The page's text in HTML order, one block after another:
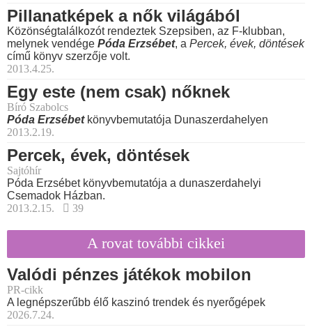
Pillanatképek a nők világából
Közönségtalálkozót rendeztek Szepsiben, az F-klubban,
melynek vendége Póda Erzsébet, a Percek, évek, döntések
című könyv szerzője volt.
2013.4.25.
Egy este (nem csak) nőknek
Bíró Szabolcs
Póda Erzsébetkönyvbemutatója Dunaszerdahelyen
2013.2.19.
Percek, évek, döntések
Sajtóhír
Póda Erzsébet könyvbemutatója a dunaszerdahelyi
Csemadok Házban.
2013.2.15.
39
A rovat további cikkei
Valódi pénzes játékok mobilon
PR-cikk
A legnépszerűbb élő kaszinó trendek és nyerőgépek
2026.7.24.